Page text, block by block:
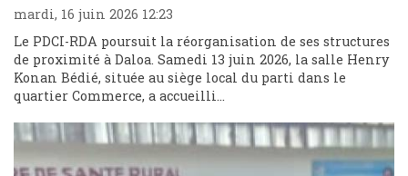
mardi, 16 juin 2026 12:23
Le PDCI-RDA poursuit la réorganisation de ses structures
de proximité à Daloa. Samedi 13 juin 2026, la salle Henry
Konan Bédié, située au siège local du parti dans le
quartier Commerce, a accueilli...